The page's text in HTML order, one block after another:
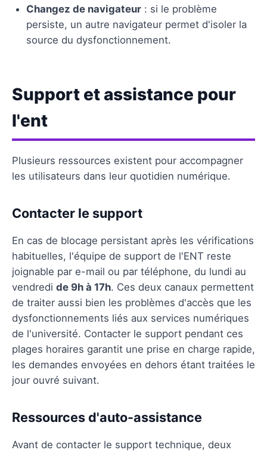
Changez de navigateur : si le problème
persiste, un autre navigateur permet d'isoler la
source du dysfonctionnement.
Support et assistance pour
l'ent
Plusieurs ressources existent pour accompagner
les utilisateurs dans leur quotidien numérique.
Contacter le support
En cas de blocage persistant après les vérifications
habituelles, l'équipe de support de l'ENT reste
joignable par e-mail ou par téléphone, du lundi au
vendredi de 9h à 17h. Ces deux canaux permettent
de traiter aussi bien les problèmes d'accès que les
dysfonctionnements liés aux services numériques
de l'université. Contacter le support pendant ces
plages horaires garantit une prise en charge rapide,
les demandes envoyées en dehors étant traitées le
jour ouvré suivant.
Ressources d'auto-assistance
Avant de contacter le support technique, deux